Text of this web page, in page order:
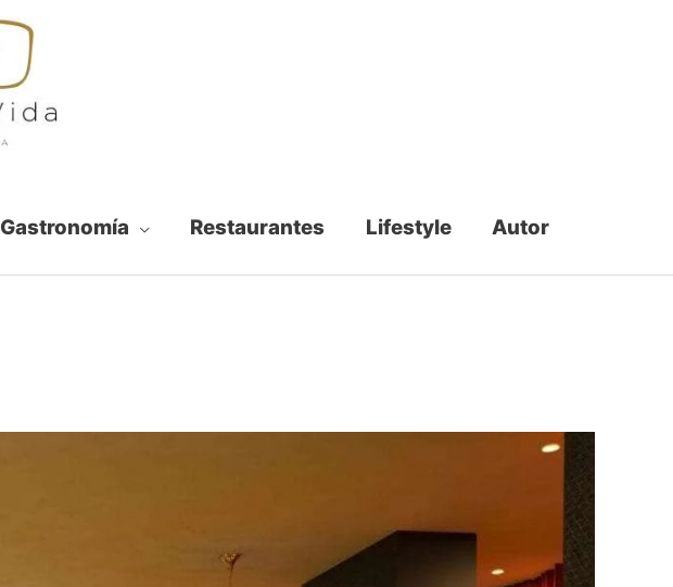
Gastronomía Restaurantes Lifestyle Autor